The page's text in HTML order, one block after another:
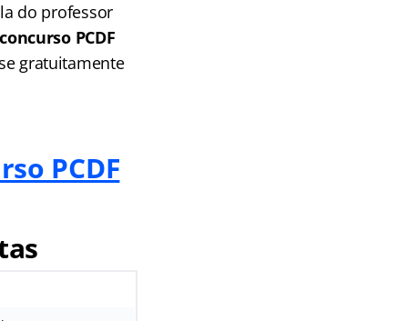
do professor
concurso PCDF
gratuitamente
PCDF